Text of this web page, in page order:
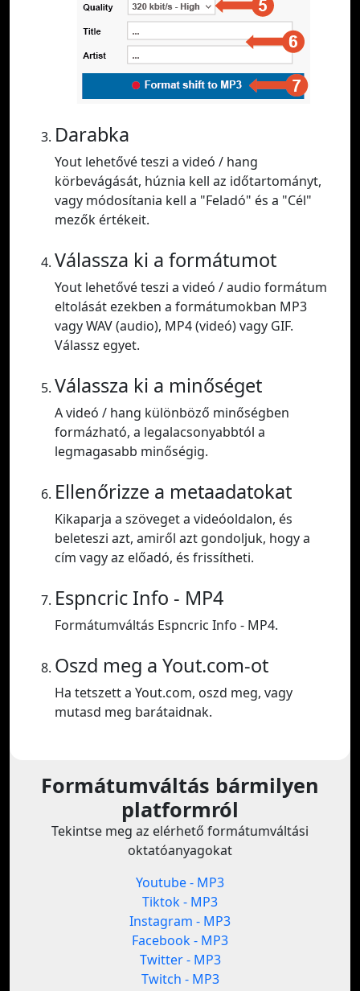
Darabka
Yout lehetővé teszi a videó / hang
körbevágását, húznia kell az időtartományt,
vagy módosítania kell a "Feladó" és a "Cél"
mezők értékeit.
Válassza ki a formátumot
Yout lehetővé teszi a videó / audio formátum
eltolását ezekben a formátumokban MP3
vagy WAV (audio), MP4 (videó) vagy GIF.
Válassz egyet.
Válassza ki a minőséget
A videó / hang különböző minőségben
formázható, a legalacsonyabbtól a
legmagasabb minőségig.
Ellenőrizze a metaadatokat
Kikaparja a szöveget a videóoldalon, és
beleteszi azt, amiről azt gondoljuk, hogy a
cím vagy az előadó, és frissítheti.
Espncric Info - MP4
Formátumváltás Espncric Info - MP4.
Oszd meg a Yout.com-ot
Ha tetszett a Yout.com, oszd meg, vagy
mutasd meg barátaidnak.
Formátumváltás bármilyen
platformról
Tekintse meg az elérhető formátumváltási
oktatóanyagokat
Youtube - MP3
Tiktok - MP3
Instagram - MP3
Facebook - MP3
Twitter - MP3
Twitch - MP3